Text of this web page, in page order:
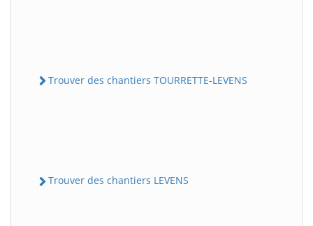
Trouver des chantiers TOURRETTE-LEVENS
Trouver des chantiers LEVENS